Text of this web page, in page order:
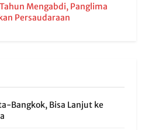
Mengabdi, Panglima
Persaudaraan
Bangkok, Bisa Lanjut ke